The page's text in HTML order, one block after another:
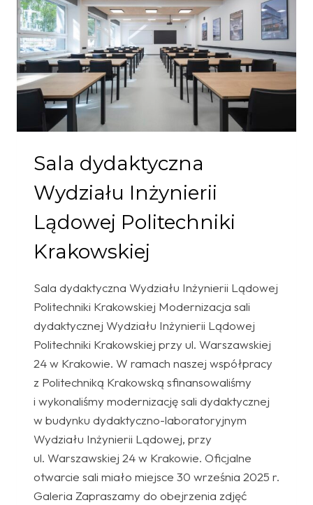
Sala dydaktyczna
Wydziału Inżynierii
Lądowej Politechniki
Krakowskiej
Sala dydaktyczna Wydziału Inżynierii Lądowej
Politechniki Krakowskiej Modernizacja sali
dydaktycznej Wydziału Inżynierii Lądowej
Politechniki Krakowskiej przy ul. Warszawskiej
24 w Krakowie. W ramach naszej współpracy
z Politechniką Krakowską sfinansowaliśmy
i wykonaliśmy modernizację sali dydaktycznej
w budynku dydaktyczno-laboratoryjnym
Wydziału Inżynierii Lądowej, przy
ul. Warszawskiej 24 w Krakowie. Oficjalne
otwarcie sali miało miejsce 30 września 2025 r.
Galeria Zapraszamy do obejrzenia zdjęć